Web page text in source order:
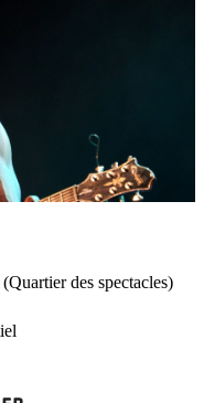
des spectacles)